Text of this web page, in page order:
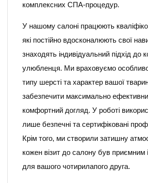
комплексних СПА-процедур.
У нашому салоні працюють
які постійно вдосконалюють свої
знаходять індивідуальний підхід до
улюбленця. Ми враховуємо
типу шерсті та характер вашої
забезпечити максимально
комфортний догляд. У роботі
лише безпечні та сертифіковані
Крім того, ми створили затишну
кожен візит до салону був приємним
для вашого чотирилапого друга.